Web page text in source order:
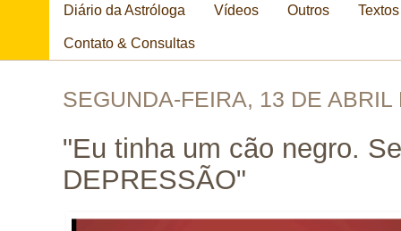
Diário da Astróloga Vídeos Outros
Contato & Consultas
SEGUNDA-FEIRA, 13 DE ABRIL
"Eu tinha um cão negro.
DEPRESSÃO"